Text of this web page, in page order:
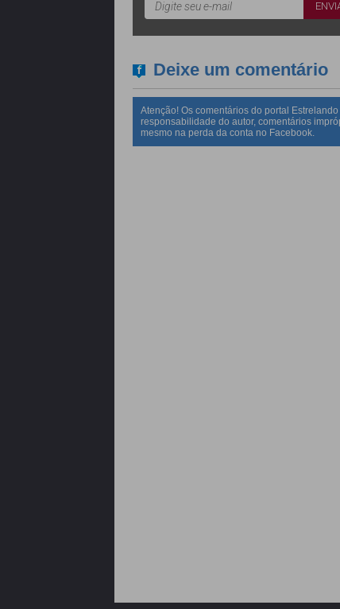
Deixe um comentário
Atenção! Os comentários do portal
responsabilidade do autor, comentários
mesmo na perda da conta no Facebook.